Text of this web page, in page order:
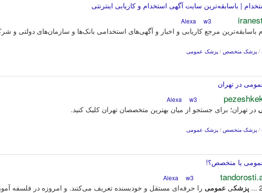
| باسابقه‌ترین سایت آگهی‌ استخدام و کاریابی اینترنتی
w3
باسابقه‌ترین مرجع کاریابی و اخبار و آگهی‌های استخدامی بانک‌ها و سازمان‌های دولتی
/ پزشک متخصص / پزشک عمومی
در تهران
w3
در تهران؛ برای جستجو از میان بهترین متخصصان تهران کلیک کنید.
/ پزشک متخصص / پزشک عمومی
یا متخصص؟!
w3
پزشکی عمومی را حرفه‌ای مستقل و خودبسنده تعریف می‌کنند. و امروزه در فلسفه